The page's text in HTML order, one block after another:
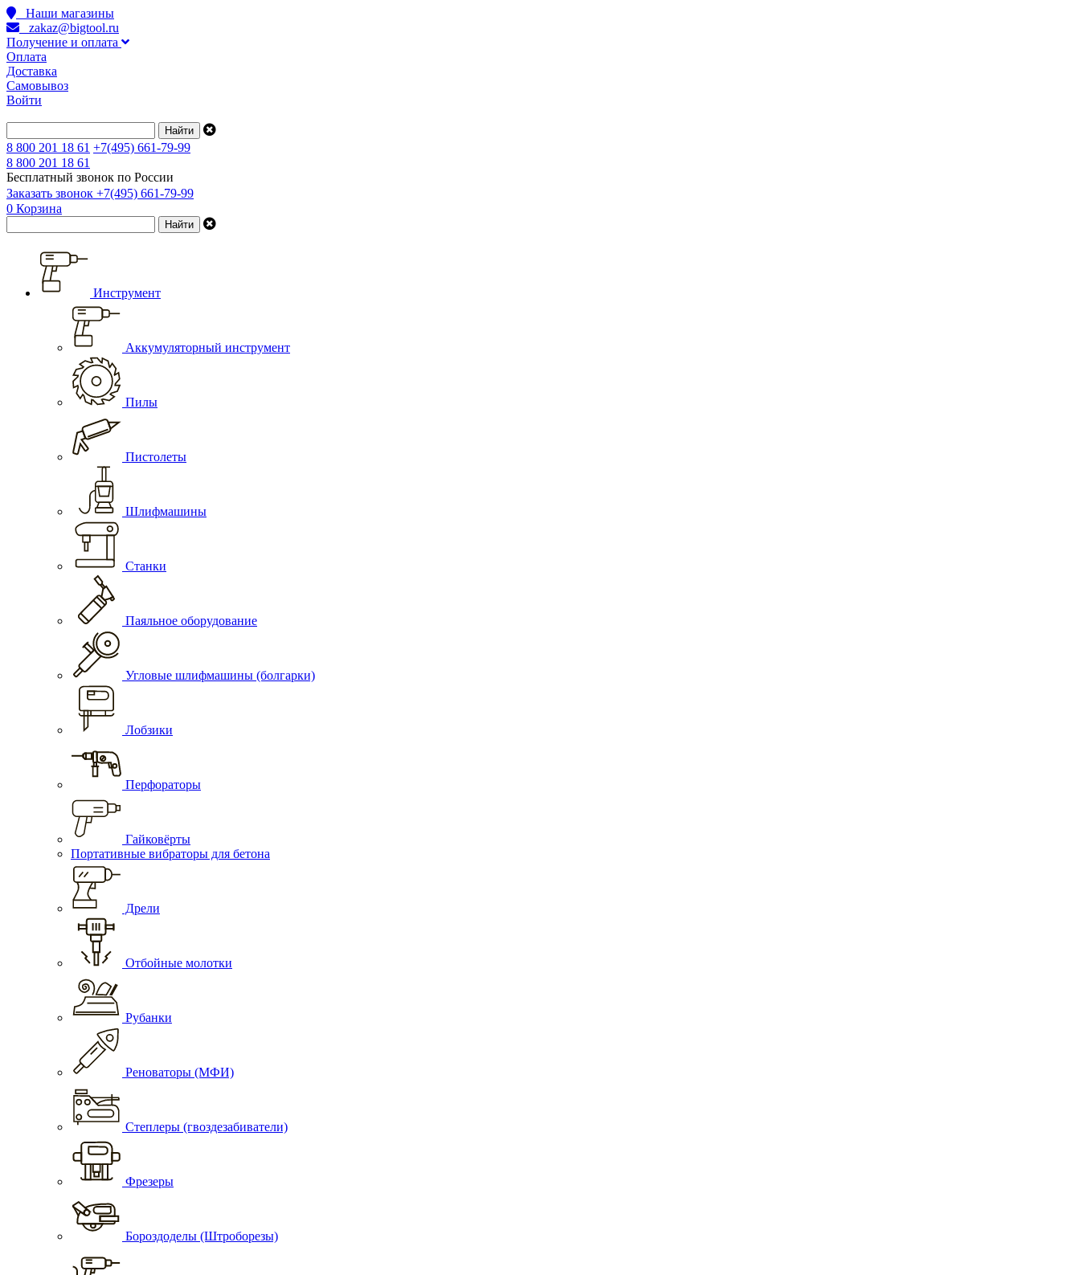
Наши магазины
zakaz@bigtool.ru
Получение и оплата
Оплата
Доставка
Самовывоз
Войти
8 800 201 18 61 +7(495) 661-79-99
8 800 201 18 61
Бесплатный звонок по России
Заказать звонок +7(495) 661-79-99
0 Корзина
Инструмент
Аккумуляторный инструмент
Пилы
Пистолеты
Шлифмашины
Станки
Паяльное оборудование
Угловые шлифмашины (болгарки)
Лобзики
Перфораторы
Гайковёрты
Портативные вибраторы для бетона
Дрели
Отбойные молотки
Рубанки
Реноваторы (МФИ)
Степлеры (гвоздезабиватели)
Фрезеры
Бороздоделы (Штроборезы)